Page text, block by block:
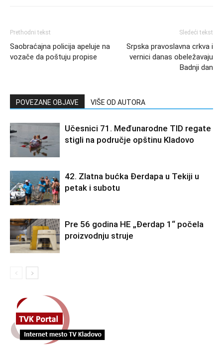
Prethodni tekst
Saobraćajna policija apeluje na
vozače da poštuju propise
Sledeći tekst
Srpska pravoslavna crkva i
vernici danas obeležavaju
Badnji dan
POVEZANE OBJAVE VIŠE OD AUTORA
Učesnici 71. Međunarodne TID regate
stigli na područje opštinu Kladovo
42. Zlatna bućka Đerdapa u Tekiji u
petak i subotu
Pre 56 godina HE „Đerdap 1“ počela
proizvodnju struje